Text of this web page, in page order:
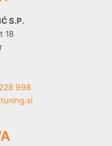
S.P.
18
998